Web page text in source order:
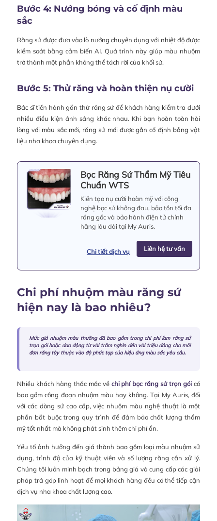
Bước 4: Nướng bóng và cố định màu
sắc
Răng sứ được đưa vào lò nướng chuyên dụng với nhiệt độ được
kiểm soát bằng cảm biến AI. Quá trình này giúp màu nhuộm
trở thành một phần không thể tách rời của khối sứ.
Bước 5: Thử răng và hoàn thiện nụ cười
Bác sĩ tiến hành gắn thử răng sứ để khách hàng kiểm tra dưới
nhiều điều kiện ánh sáng khác nhau. Khi bạn hoàn toàn hài
lòng với màu sắc mới, răng sứ mới được gắn cố định bằng vật
liệu nha khoa chuyên dụng.
Bọc Răng Sứ Thẩm Mỹ Tiêu
Chuẩn WTS
Kiến tạo nụ cười hoàn mỹ với công
nghệ bọc sứ không đau, bảo tồn tối đa
răng gốc và bảo hành điện tử chính
hãng lâu dài tại My Auris.
Chi tiết dịch vụ Liên hệ tư vấn
Chi phí nhuộm màu răng sứ
hiện nay là bao nhiêu?
Mức giá nhuộm màu thường đã bao gồm trong chi phí làm răng sứ
trọn gói hoặc dao động từ vài trăm nghìn đến vài triệu đồng cho mỗi
đơn răng tùy thuộc vào độ phức tạp của hiệu ứng màu sắc yêu cầu.
Nhiều khách hàng thắc mắc về chi phí bọc răng sứ trọn gói có
bao gồm công đoạn nhuộm màu hay không. Tại My Auris, đối
với các dòng sứ cao cấp, việc nhuộm màu nghệ thuật là một
phần bắt buộc trong quy trình để đảm bảo chất lượng thẩm
mỹ tốt nhất mà không phát sinh thêm chi phí ẩn.
Yếu tố ảnh hưởng đến giá thành bao gồm loại màu nhuộm sử
dụng, trình độ của kỹ thuật viên và số lượng răng cần xử lý.
Chúng tôi luôn minh bạch trong bảng giá và cung cấp các giải
pháp trả góp linh hoạt để mọi khách hàng đều có thể tiếp cận
dịch vụ nha khoa chất lượng cao.